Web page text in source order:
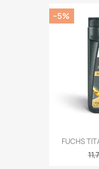
FUCHS
−5%